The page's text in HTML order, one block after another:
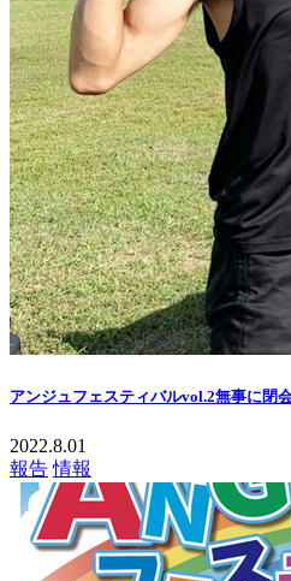
アンジュフェスティバルvol.2無事に閉
2022.8.01
報告 情報